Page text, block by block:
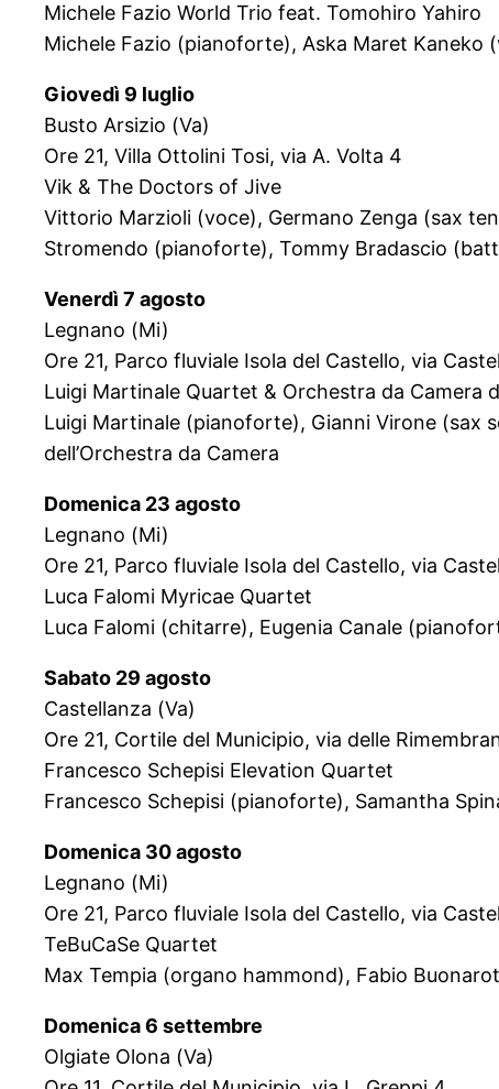
Michele Fazio World Trio feat. Tomohiro Yahiro
Michele Fazio (pianoforte), Aska Maret Kaneko
Giovedì 9 luglio
Busto Arsizio (Va)
Ore 21, Villa Ottolini Tosi, via A. Volta 4
Vik & The Doctors of Jive
Vittorio Marzioli (voce), Germano Zenga (sax
Stromendo (pianoforte), Tommy Bradascio
Venerdì 7 agosto
Legnano (Mi)
Ore 21, Parco fluviale Isola del Castello, via
Luigi Martinale Quartet & Orchestra da Camera
Luigi Martinale (pianoforte), Gianni Virone (sax
dell’Orchestra da Camera
Domenica 23 agosto
Legnano (Mi)
Ore 21, Parco fluviale Isola del Castello, via
Luca Falomi Myricae Quartet
Luca Falomi (chitarre), Eugenia Canale
Sabato 29 agosto
Castellanza (Va)
Ore 21, Cortile del Municipio, via delle
Francesco Schepisi Elevation Quartet
Francesco Schepisi (pianoforte), Samantha
Domenica 30 agosto
Legnano (Mi)
Ore 21, Parco fluviale Isola del Castello, via
TeBuCaSe Quartet
Max Tempia (organo hammond), Fabio
Domenica 6 settembre
Olgiate Olona (Va)